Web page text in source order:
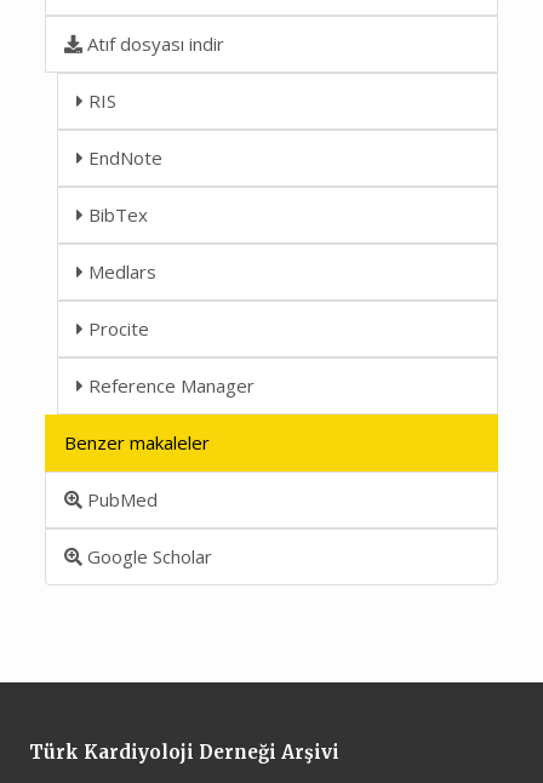
Atıf dosyası indir
RIS
EndNote
BibTex
Medlars
Procite
Reference Manager
Benzer makaleler
PubMed
Google Scholar
Türk Kardiyoloji Derneği Arşivi